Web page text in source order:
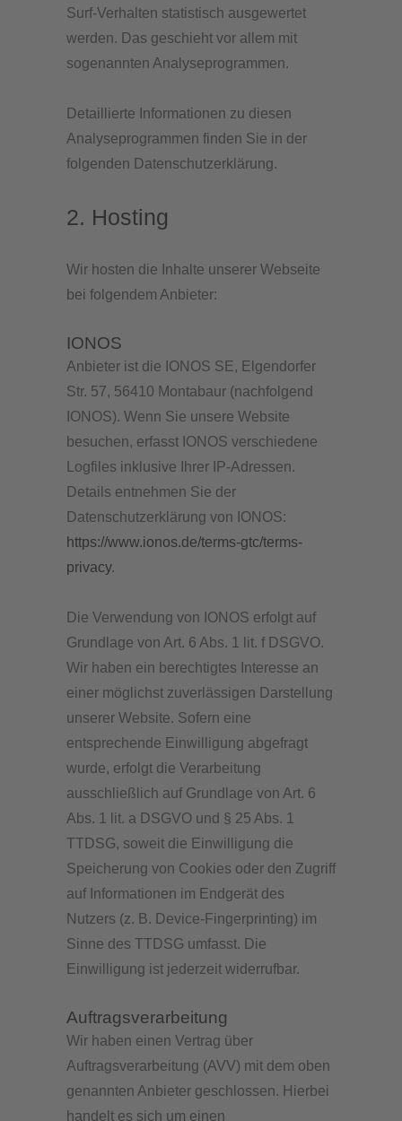
Surf-Verhalten statistisch ausgewertet
werden. Das geschieht vor allem mit
sogenannten Analyseprogrammen.
Detaillierte Informationen zu diesen
Analyseprogrammen finden Sie in der
folgenden Datenschutzerklärung.
2. Hosting
Wir hosten die Inhalte unserer Webseite
bei folgendem Anbieter:
IONOS
Anbieter ist die IONOS SE, Elgendorfer
Str. 57, 56410 Montabaur (nachfolgend
IONOS). Wenn Sie unsere Website
besuchen, erfasst IONOS verschiedene
Logfiles inklusive Ihrer IP-Adressen.
Details entnehmen Sie der
Datenschutzerklärung von IONOS:
https://www.ionos.de/terms-gtc/terms-
privacy.
Die Verwendung von IONOS erfolgt auf
Grundlage von Art. 6 Abs. 1 lit. f DSGVO.
Wir haben ein berechtigtes Interesse an
einer möglichst zuverlässigen Darstellung
unserer Website. Sofern eine
entsprechende Einwilligung abgefragt
wurde, erfolgt die Verarbeitung
ausschließlich auf Grundlage von Art. 6
Abs. 1 lit. a DSGVO und § 25 Abs. 1
TTDSG, soweit die Einwilligung die
Speicherung von Cookies oder den Zugriff
auf Informationen im Endgerät des
Nutzers (z. B. Device-Fingerprinting) im
Sinne des TTDSG umfasst. Die
Einwilligung ist jederzeit widerrufbar.
Auftragsverarbeitung
Wir haben einen Vertrag über
Auftragsverarbeitung (AVV) mit dem oben
genannten Anbieter geschlossen. Hierbei
handelt es sich um einen